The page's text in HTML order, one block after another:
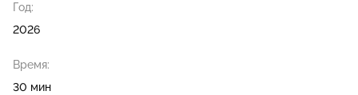
Год:
2026
Время:
30 мин